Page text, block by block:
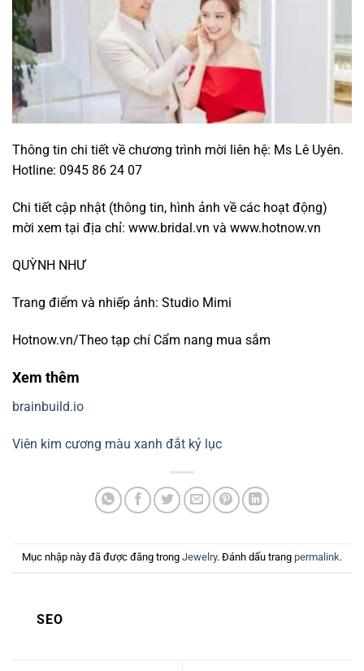
Thông tin chi tiết về chương trình mời liên hệ: Ms Lê Uyên.
Hotline: 0945 86 24 07
Chi tiết cập nhật (thông tin, hình ảnh về các hoạt động)
mời xem tại địa chỉ: www.bridal.vn và www.hotnow.vn
QUỲNH NHƯ
Trang điểm và nhiếp ảnh: Studio Mimi
Hotnow.vn/Theo tạp chí Cẩm nang mua sắm
Xem thêm
brainbuild.io
Viên kim cương màu xanh đắt kỷ lục
Mục nhập này đã được đăng trong Jewelry. Đánh dấu trang permalink.
SEO